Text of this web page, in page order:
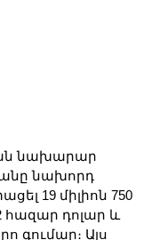
նախարար
նախորդ
19 միլիոն 750
հազար դոլար և
գումար։ Այս